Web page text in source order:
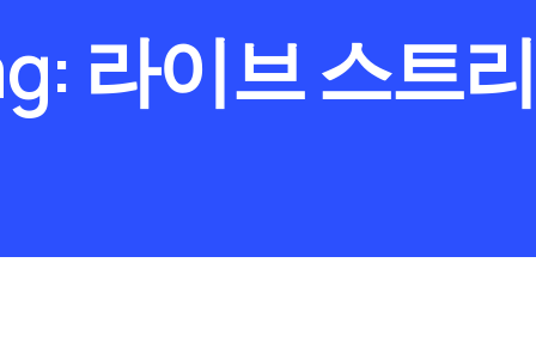
라이브 스트